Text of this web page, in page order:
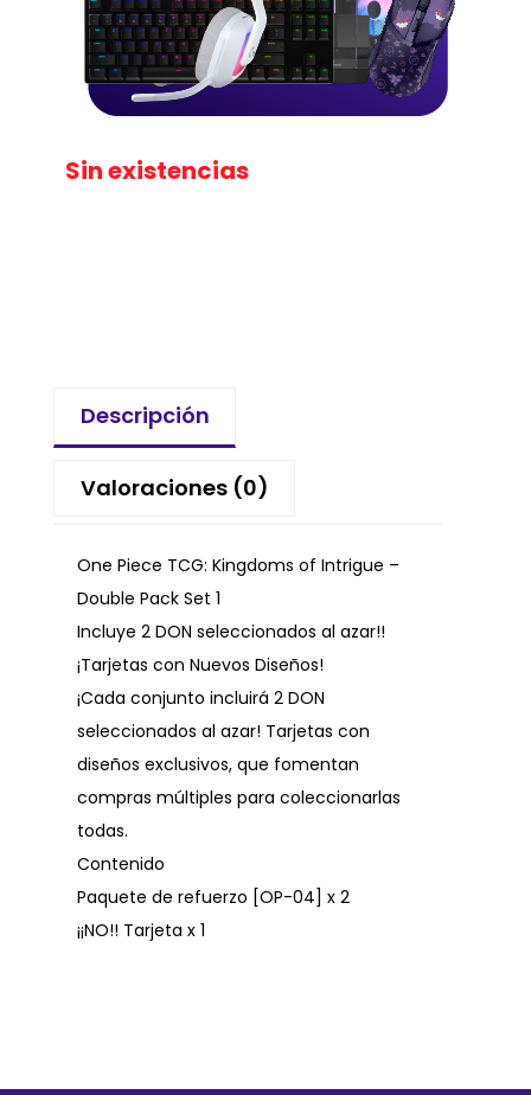
Sin existencias
Descripción
Valoraciones (0)
One Piece TCG: Kingdoms of Intrigue –
Double Pack Set 1
Incluye 2 DON seleccionados al azar!!
¡Tarjetas con Nuevos Diseños!
¡Cada conjunto incluirá 2 DON
seleccionados al azar! Tarjetas con
diseños exclusivos, que fomentan
compras múltiples para coleccionarlas
todas.
Contenido
Paquete de refuerzo [OP-04] x 2
¡¡NO!! Tarjeta x 1